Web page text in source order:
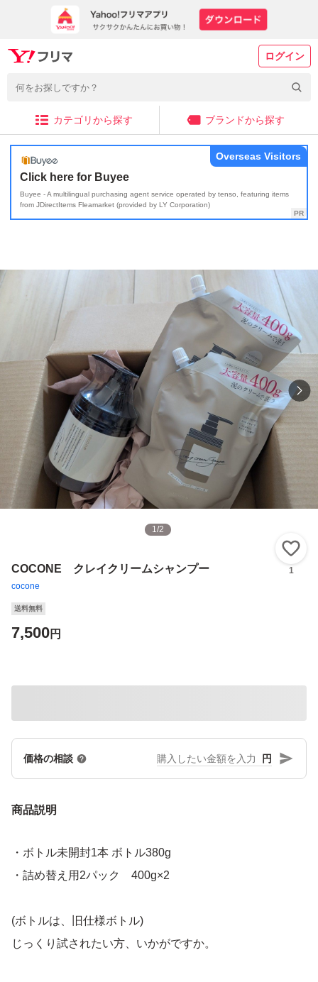
ログイン
カテゴリから探す ブランドから探す
Click here for Buyee
Buyee - A multilingual purchasing agent service operated by tenso, featuring items
from JDirectItems Fleamarket (provided by LY Corporation)
Overseas Visitors
1/2
COCONE クレイクリームシャンプー
cocone
1
送料無料
7,500円
価格の相談 円
商品説明
・ボトル未開封1本 ボトル380g
・詰め替え用2パック 400g×2
(ボトルは、旧仕様ボトル)
じっくり試されたい方、いかがですか。